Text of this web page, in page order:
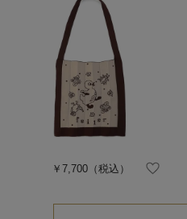
￥7,700 （税込）